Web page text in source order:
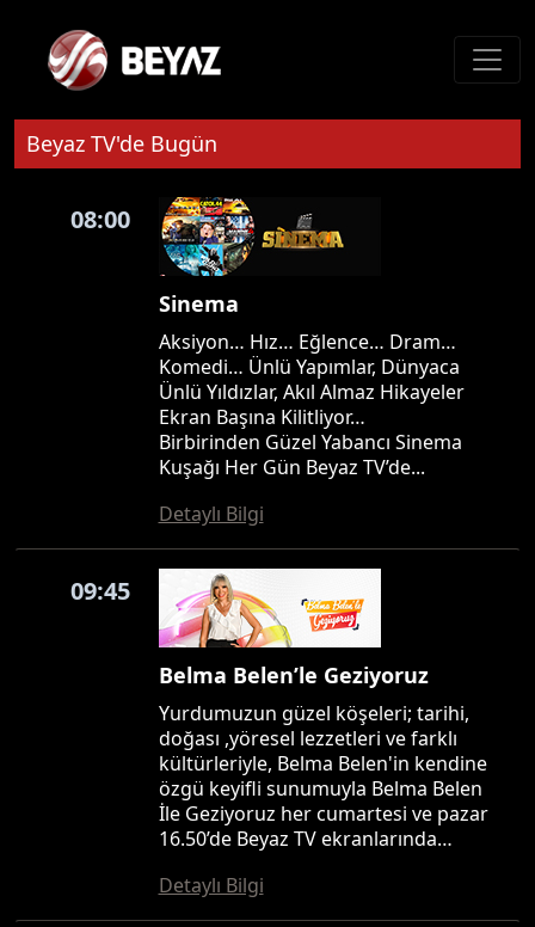
Beyaz TV'de Bugün
08:00
Sinema
Aksiyon… Hız… Eğlence… Dram…
Komedi… Ünlü Yapımlar, Dünyaca
Ünlü Yıldızlar, Akıl Almaz Hikayeler
Ekran Başına Kilitliyor…
Birbirinden Güzel Yabancı Sinema
Kuşağı Her Gün Beyaz TV’de...
Detaylı Bilgi
09:45
Belma Belen’le Geziyoruz
Yurdumuzun güzel köşeleri; tarihi,
doğası ,yöresel lezzetleri ve farklı
kültürleriyle, Belma Belen'in kendine
özgü keyifli sunumuyla Belma Belen
İle Geziyoruz her cumartesi ve pazar
16.50’de Beyaz TV ekranlarında…
Detaylı Bilgi